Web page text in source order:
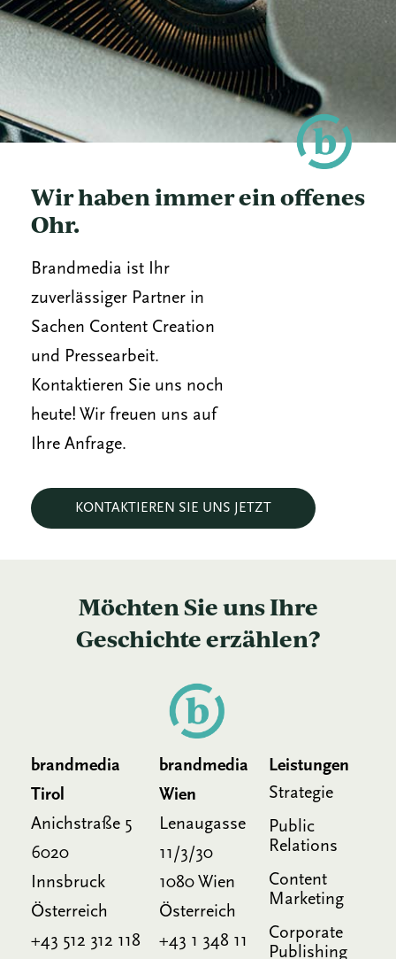
Wir haben immer ein offenes
Ohr.
Brandmedia ist Ihr
zuverlässiger Partner in
Sachen Content Creation
und Pressearbeit.
Kontaktieren Sie uns noch
heute! Wir freuen uns auf
Ihre Anfrage.
KONTAKTIEREN SIE UNS JETZT
Möchten Sie uns Ihre
Geschichte erzählen?
brandmedia
Tirol
Anichstraße 5
6020
Innsbruck
Österreich
+43 512 312 118
brandmedia
Wien
Lenaugasse
11/3/30
1080 Wien
Österreich
+43 1 348 11
Leistungen
Strategie
Public
Relations
Content
Marketing
Corporate
Publishing